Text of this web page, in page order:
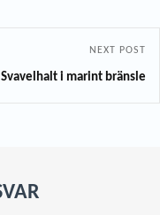
NEXT POST
Svavelhalt i marint bränsle